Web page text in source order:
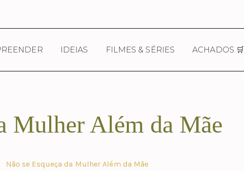
IDEIAS FILMES & SÉRIES ACHADOS 🛒
Mulher Além da Mãe
Não se Esqueça da Mulher Além da Mãe